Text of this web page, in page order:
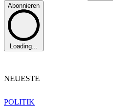
Abonnieren
Loading...
NEUESTE
POLITIK